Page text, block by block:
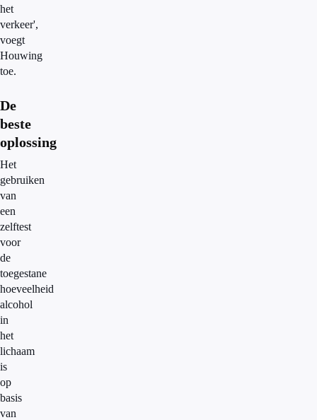
het
verkeer',
voegt
Houwing
toe.
De
beste
oplossing
Het
gebruiken
van
een
zelftest
voor
de
toegestane
hoeveelheid
alcohol
in
het
lichaam
is
op
basis
van